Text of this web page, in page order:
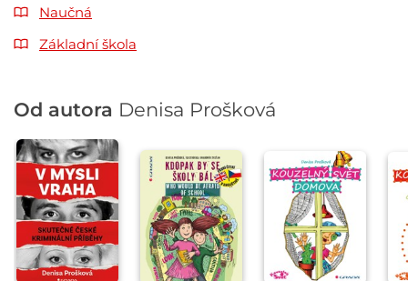
Naučná
Základní škola
Od autora Denisa Prošková